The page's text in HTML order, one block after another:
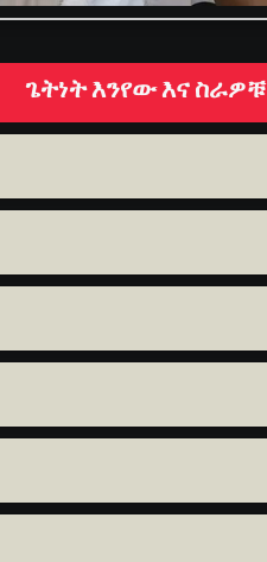
ጌትነት እንየው እና ስራዎቹ